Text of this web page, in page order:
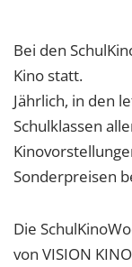
Bei den
Kino statt.
Jährlich, in den
Schulklassen
Sonderpreisen
Die
von VISION